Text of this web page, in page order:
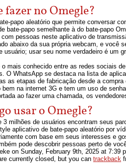
fazer no Omegle?
papo aleatório que permite conversar
bate-papo semelhante à do bate-papo
pessoas neste aplicativo de
abaixo da sua própria webcam, e
usuário; usar seu nome verdadeiro é um
mais conhecido entre as redes sociais
O WhatsApp se destaca na lista de
as etapas de fabricação desde a
na internet 3G e tem um uso de
ao fazer uma chamada, os
usar o Omegle?
milhões de usuários encontram seus
aplicativo de bate-papo aleatório por
com base em seus interesses e
pode descobrir pessoas perto de
on Sunday, February 9th, 2025 at 7:39
currently closed, but you can trackback